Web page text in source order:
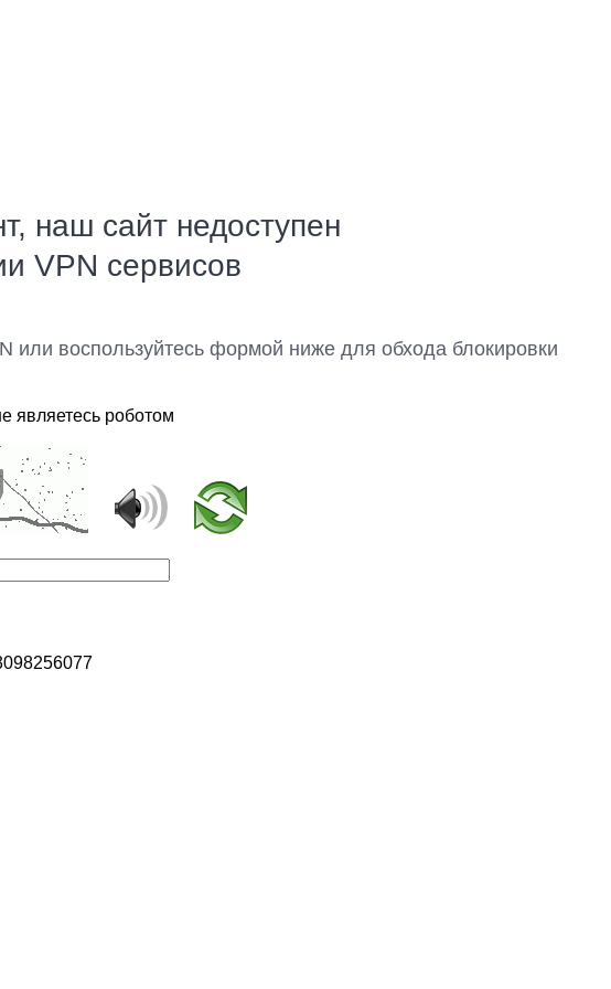
наш сайт недоступен
VPN сервисов
или воспользуйтесь формой ниже для обхода блокировки
являетесь роботом